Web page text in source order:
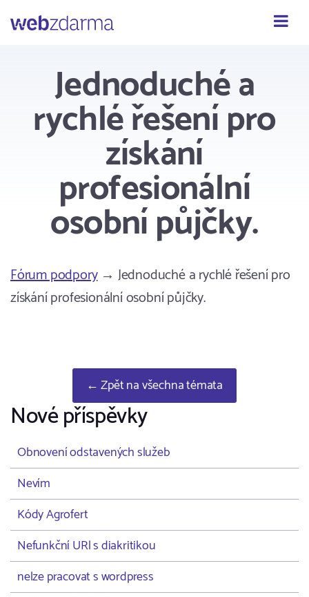
Webzdarma
Jednoduché a
rychlé řešení pro
získání
profesionální
osobní půjčky.
Fórum podpory→ Jednoduché a rychlé řešení pro
získání profesionální osobní půjčky.
← Zpět na všechna témata
Nové příspěvky
Obnovení odstavených služeb
Nevím
Kódy Agrofert
Nefunkční URl s diakritikou
nelze pracovat s wordpress